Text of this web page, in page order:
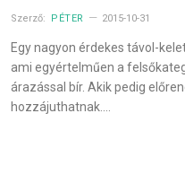
Szerző: PÉTER 2015-10-31
Egy nagyon érdekes távol-
ami egyértelműen a
árazással bír. Akik pedig
hozzájuthatnak.…